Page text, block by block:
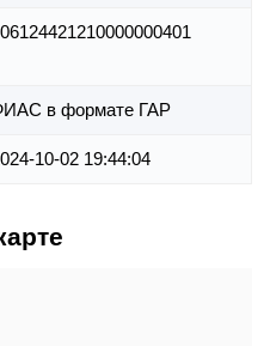
в формате ГАР
10-02 19:44:04